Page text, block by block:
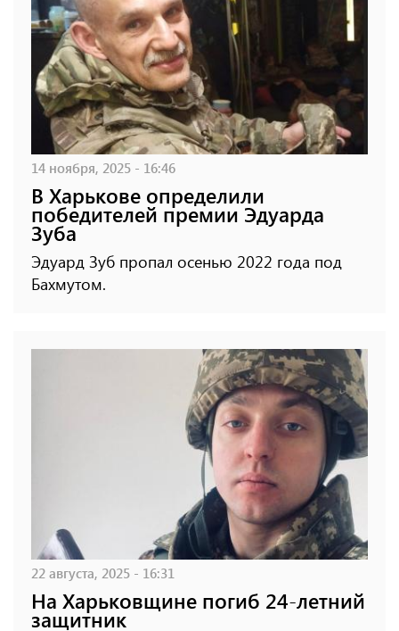
14 ноября, 2025 - 16:46
В Харькове определили
победителей премии Эдуарда
Зуба
Эдуард Зуб пропал осенью 2022 года под
Бахмутом.
22 августа, 2025 - 16:31
На Харьковщине погиб 24-летний
защитник